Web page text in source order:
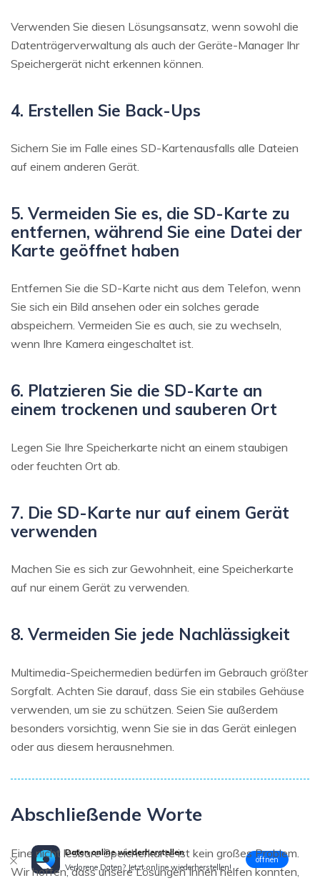
Verwenden Sie diesen Lösungsansatz, wenn sowohl die
Datenträgerverwaltung als auch der Geräte-Manager Ihr
Speichergerät nicht erkennen können.
4. Erstellen Sie Back-Ups
Sichern Sie im Falle eines SD-Kartenausfalls alle Dateien
auf einem anderen Gerät.
5. Vermeiden Sie es, die SD-Karte zu
entfernen, während Sie eine Datei der
Karte geöffnet haben
Entfernen Sie die SD-Karte nicht aus dem Telefon, wenn
Sie sich ein Bild ansehen oder ein solches gerade
abspeichern. Vermeiden Sie es auch, sie zu wechseln,
wenn Ihre Kamera eingeschaltet ist.
6. Platzieren Sie die SD-Karte an
einem trockenen und sauberen Ort
Legen Sie Ihre Speicherkarte nicht an einem staubigen
oder feuchten Ort ab.
7. Die SD-Karte nur auf einem Gerät
verwenden
Machen Sie es sich zur Gewohnheit, eine Speicherkarte
auf nur einem Gerät zu verwenden.
8. Vermeiden Sie jede Nachlässigkeit
Multimedia-Speichermedien bedürfen im Gebrauch größter
Sorgfalt. Achten Sie darauf, dass Sie ein stabiles Gehäuse
verwenden, um sie zu schützen. Seien Sie außerdem
besonders vorsichtig, wenn Sie sie in das Gerät einlegen
oder aus diesem herausnehmen.
Abschließende Worte
Eine nicht lesbare Speicherkarte ist kein großes Problem.
Wir hoffen, dass unsere Lösungen Ihnen helfen konnten,
Daten online wiederherstellen
Verlorene Daten? Jetzt online wiederherstellen!
öffnen